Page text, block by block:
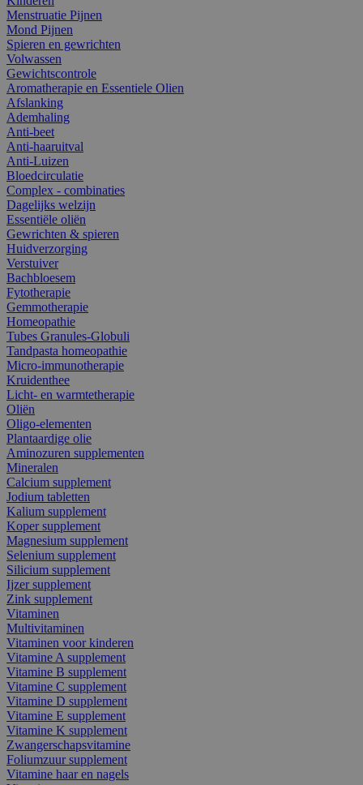
Menstruatie Pijnen
Mond Pijnen
Spieren en gewrichten
Volwassen
Gewichtscontrole
Aromatherapie en Essentiele Olien
Afslanking
Ademhaling
Anti-beet
Anti-haaruitval
Anti-Luizen
Bloedcirculatie
Complex - combinaties
Dagelijks welzijn
Essentiële oliën
Gewrichten & spieren
Huidverzorging
Verstuiver
Bachbloesem
Fytotherapie
Gemmotherapie
Homeopathie
Tubes Granules-Globuli
Tandpasta homeopathie
Micro-immunotherapie
Kruidenthee
Licht- en warmtetherapie
Oliën
Oligo-elementen
Plantaardige olie
Aminozuren supplementen
Mineralen
Calcium supplement
Jodium tabletten
Kalium supplement
Koper supplement
Magnesium supplement
Selenium supplement
Silicium supplement
Ijzer supplement
Zink supplement
Vitaminen
Multivitaminen
Vitaminen voor kinderen
Vitamine A supplement
Vitamine B supplement
Vitamine C supplement
Vitamine D supplement
Vitamine E supplement
Vitamine K supplement
Zwangerschapsvitamine
Foliumzuur supplement
Vitamine haar en nagels